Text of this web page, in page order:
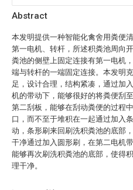
Abstract
本发明提供一种智能化禽舍用粪便
第一电机、转杆，所述积粪池周向
粪池的侧壁上固定连接有第一电机
端与转杆的一端固定连接。本发明
足，设计合理，结构紧凑，通过加
机的带动下，能够很好的将粪便刮
第二刮板，能够在刮动粪便的过程
口，而不至于堆积在一起通过加入
动，条形刷来回刷洗积粪池的底部
干净通过加入圆形刷，在第二电机
能够再次刷洗积粪池的底部，使得
理干净。